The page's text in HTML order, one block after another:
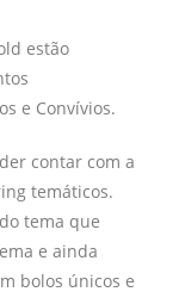
estão
e Convívios.
contar com a
temáticos.
tema que
e ainda
bolos únicos e